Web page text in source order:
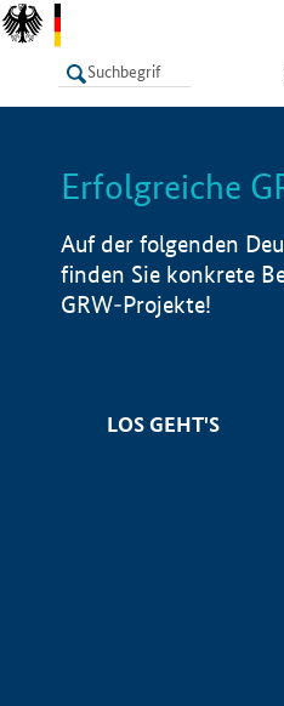
LISTE
Erfolgreiche
Auf der folgenden
finden Sie konkrete
GRW-Projekte!
LOS GEHT'S